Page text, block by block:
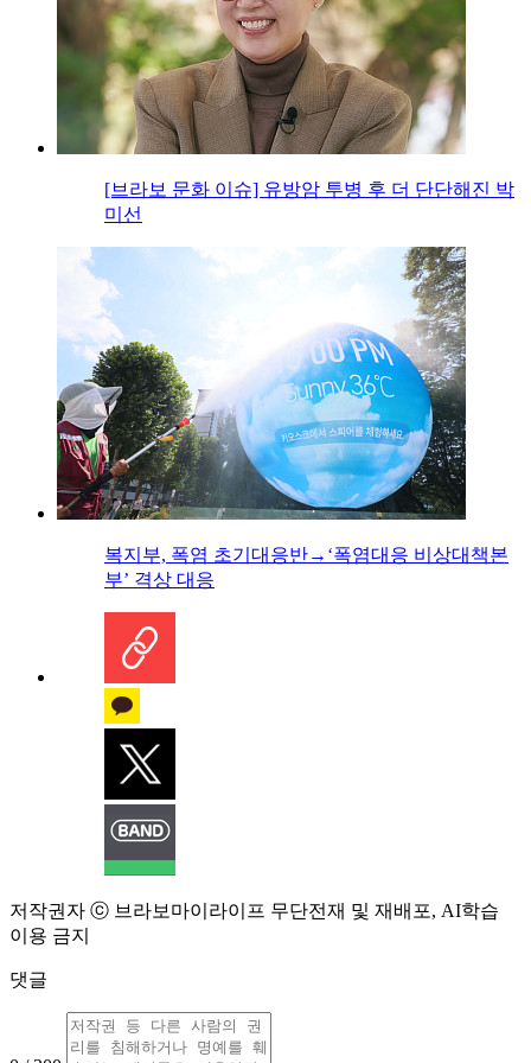
[브라보 문화 이슈] 유방암 투병 후 더 단단해진 박
미선
복지부, 폭염 초기대응반→‘폭염대응 비상대책본
부’ 격상 대응
저작권자 ⓒ 브라보마이라이프 무단전재 및 재배포, AI학습
이용 금지
댓글